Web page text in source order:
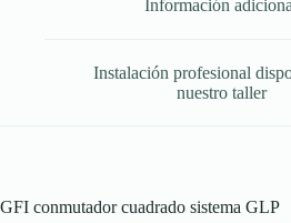
Información
Instalación profesional
nuestro taller
GFI conmutador cuadrado sistema GLP